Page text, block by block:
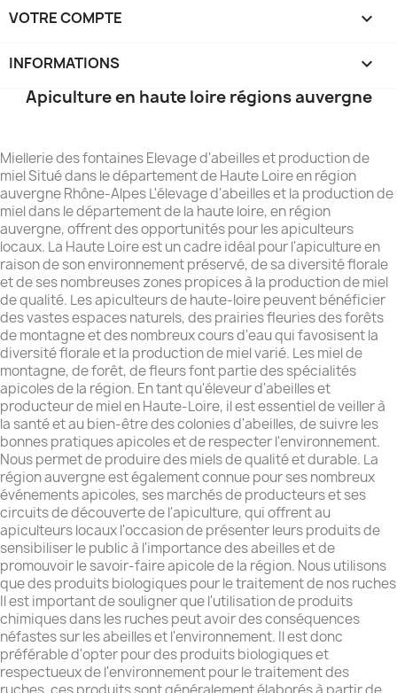
VOTRE COMPTE 
INFORMATIONS keyboard_arrow_down
Apiculture en haute loire régions auvergne
Miellerie des fontaines Elevage d'abeilles et production de
miel Situé dans le département de Haute Loire en région
auvergne Rhône-Alpes L'élevage d'abeilles et la production de
miel dans le département de la haute loire, en région
auvergne, offrent des opportunités pour les apiculteurs
locaux. La Haute Loire est un cadre idéal pour l'apiculture en
raison de son environnement préservé, de sa diversité florale
et de ses nombreuses zones propices à la production de miel
de qualité. Les apiculteurs de haute-loire peuvent bénéficier
des vastes espaces naturels, des prairies fleuries des forêts
de montagne et des nombreux cours d'eau qui favosisent la
diversité florale et la production de miel varié. Les miel de
montagne, de forêt, de fleurs font partie des spécialités
apicoles de la région. En tant qu'éleveur d'abeilles et
producteur de miel en Haute-Loire, il est essentiel de veiller à
la santé et au bien-être des colonies d'abeilles, de suivre les
bonnes pratiques apicoles et de respecter l'environnement.
Nous permet de produire des miels de qualité et durable. La
région auvergne est également connue pour ses nombreux
événements apicoles, ses marchés de producteurs et ses
circuits de découverte de l'apiculture, qui offrent au
apiculteurs locaux l'occasion de présenter leurs produits de
sensibiliser le public à l'importance des abeilles et de
promouvoir le savoir-faire apicole de la région. Nous utilisons
que des produits biologiques pour le traitement de nos ruches
Il est important de souligner que l'utilisation de produits
chimiques dans les ruches peut avoir des conséquences
néfastes sur les abeilles et l'environnement. Il est donc
préférable d'opter pour des produits biologiques et
respectueux de l'environnement pour le traitement des